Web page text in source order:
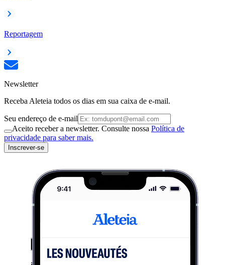
Reportagem
Newsletter
Receba Aleteia todos os dias em sua caixa de e-mail.
Seu endereço de e-mail
Aceito receber a newsletter. Consulte nossa Política de
privacidade para saber mais.
Inscrever-se